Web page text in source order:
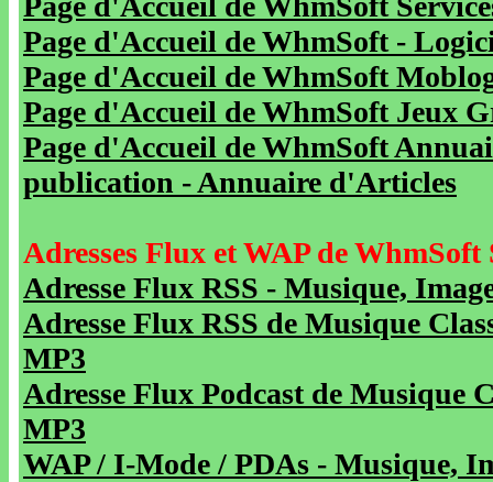
Page d'Accueil de WhmSoft -
Page d'Accueil de WhmSoft
Page d'Accueil de WhmSoft Jeux
Page d'Accueil de WhmSoft
publication - Annuaire d'Articles
Adresses Flux et WAP de WhmSoft
Adresse Flux RSS - Musique,
Adresse Flux RSS de Musique
MP3
Adresse Flux Podcast de Musique
MP3
WAP / I-Mode / PDAs - Musique,